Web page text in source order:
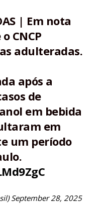
| Em nota
CNCP
adulteradas.
após a
de
em bebida
em
um período
September 28, 2025